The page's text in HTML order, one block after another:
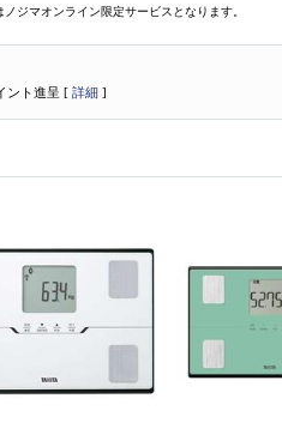
ジマオンライン限定サービスとなります。
ント進呈 [ 詳細 ]